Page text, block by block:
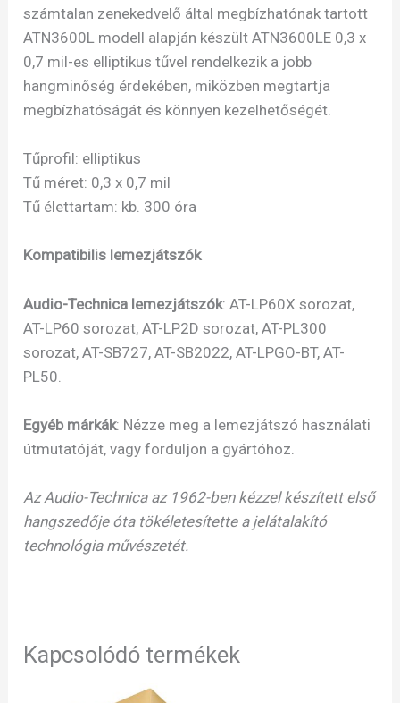
számtalan zenekedvelő által megbízhatónak tartott
ATN3600L modell alapján készült ATN3600LE 0,3 x
0,7 mil-es elliptikus tűvel rendelkezik a jobb
hangminőség érdekében, miközben megtartja
megbízhatóságát és könnyen kezelhetőségét.
Tűprofil: elliptikus
Tű méret: 0,3 x 0,7 mil
Tű élettartam: kb. 300 óra
Kompatibilis lemezjátszók
Audio-Technica lemezjátszók: AT-LP60X sorozat,
AT-LP60 sorozat, AT-LP2D sorozat, AT-PL300
sorozat, AT-SB727, AT-SB2022, AT-LPGO-BT, AT-
PL50.
Egyéb márkák: Nézze meg a lemezjátszó használati
útmutatóját, vagy forduljon a gyártóhoz.
Az Audio-Technica az 1962-ben kézzel készített első
hangszedője óta tökéletesítette a jelátalakító
technológia művészetét.
Kapcsolódó termékek